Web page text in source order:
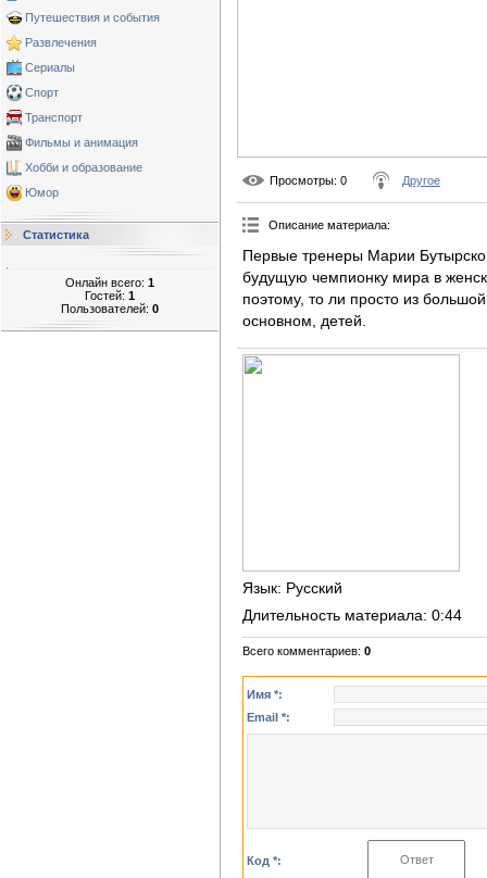
Путешествия и события
Развлечения
Сериалы
Спорт
Транспорт
Фильмы и анимация
Хобби и образование
Юмор
Статистика
Онлайн всего: 1
Гостей: 1
Пользователей: 0
Просмотры: 0 Другое
Описание материала:
Первые тренеры Марии
будущую чемпионку мира в
поэтому, то ли просто из
основном, детей.
Язык: Русский
Длительность материала: 0:44
Всего комментариев: 0
Имя *:
Email *:
Код *: